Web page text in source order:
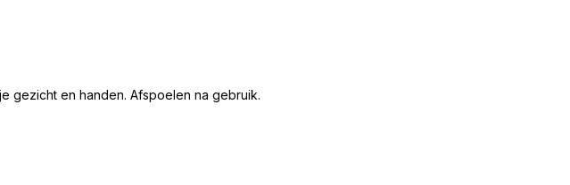
gezicht en handen. Afspoelen na gebruik.